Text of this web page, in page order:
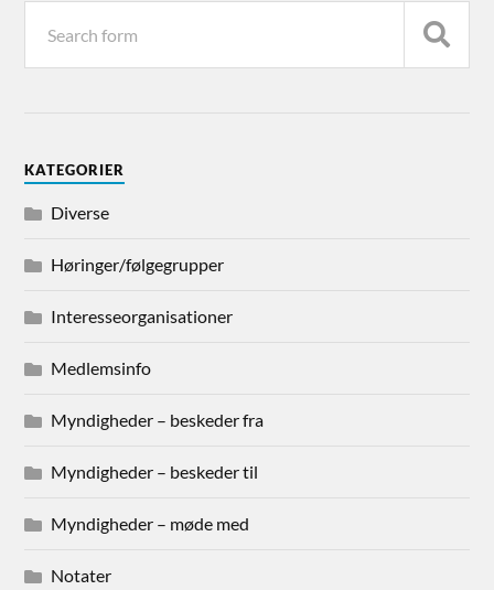
KATEGORIER
Diverse
Høringer/følgegrupper
Interesseorganisationer
Medlemsinfo
Myndigheder – beskeder fra
Myndigheder – beskeder til
Myndigheder – møde med
Notater